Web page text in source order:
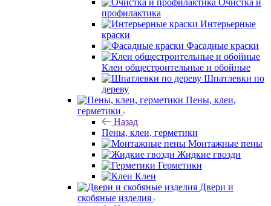
Очистка и
профилактика
Интерьерные
краски
Фасадные краски
Клеи общестроительные и обойные
Шпатлевки по
дереву
Пены, клеи,
герметики
Назад
Пены, клеи, герметики
Монтажные пены
Жидкие гвозди
Герметики
Клеи
Двери и
скобяные изделия